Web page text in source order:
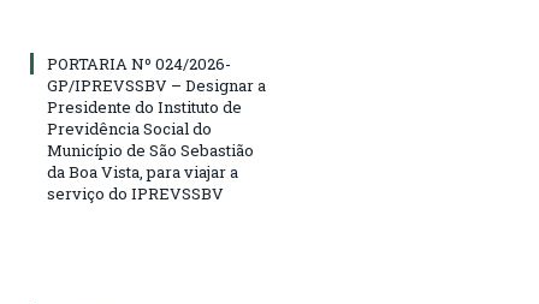
PORTARIA Nº 024/2026-
GP/IPREVSSBV – Designar a
Presidente do Instituto de
Previdência Social do
Município de São Sebastião
da Boa Vista, para viajar a
serviço do IPREVSSBV